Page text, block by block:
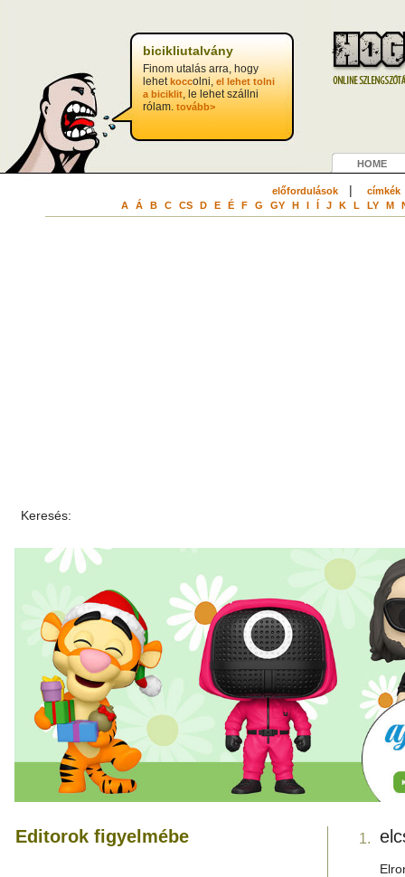
bicikliutalvány
Finom utalás arra, hogy
lehetkoccolni, el lehet tolni
a biciklit, le lehet szállni
rólam. tovább>
HOME
előfordulások| címkék
A Á B C CS D E É F G GY H I Í J K L LY M
Keresés:
Editorok figyelmébe 1.